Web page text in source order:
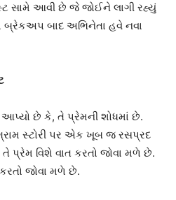
સામે આવી છે જે જોઈને લાગી રહ્યું
બ્રેકઅપ બાદ અભિનેતા હવે નવા
છે કે, તે પ્રેમની શોધમાં છે.
સ્ટોરી પર એક ખૂબ જ રસપ્રદ
પ્રેમ વિશે વાત કરતો જોવા મળે છે.
જોવા મળે છે.